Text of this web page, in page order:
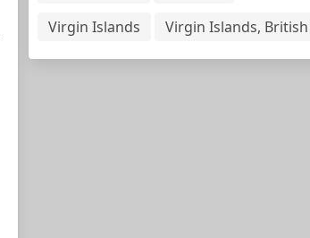
Virgin Islands
Virgin Islands, British